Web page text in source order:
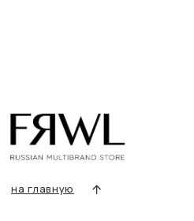
Контакты, реквизиты
Адрес:
г. Казань, ул. Проспект Победы, 141 ТЦ МЕГА